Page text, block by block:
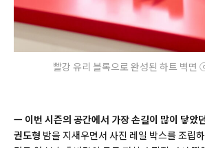
빨강 유리 블록으로 완성된 하트 벽
ㅡ 이번 시즌의 공간에서 가장 손길이 많이 닿았
권도형 밤을 지새우면서 사진 레일 박스를 조립